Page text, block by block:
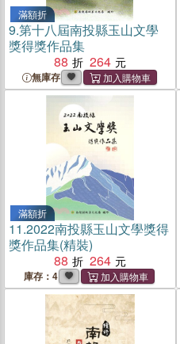
滿額折
9.第十八屆南投縣玉山文學
獎得獎作品集
88
264
無庫存
滿額折
11.2022南投縣玉山文學獎得
獎作品集(精裝)
88
264
庫存：4